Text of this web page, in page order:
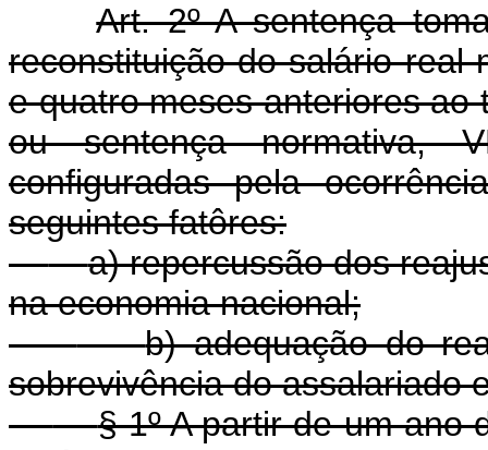
Art. 2º A sentença
reconstituição do salário real
e quatro meses anteriores
ou sentença normativa,
configuradas pela
seguintes fatôres:
a) repercussão dos
na economia nacional;
b) adequação do
sobrevivência do assalariado
§ 1º A partir de um ano